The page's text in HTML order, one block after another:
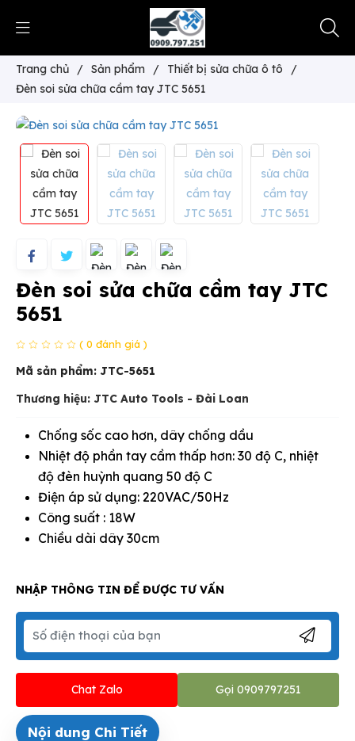
Trang chủ / Sản phẩm / Thiết bị sửa chữa ô tô
/
Đèn soi sửa chữa cầm tay JTC 5651
Đèn soi sửa chữa cầm tay JTC
5651
( 0 đánh giá )
Mã sản phẩm: JTC-5651
Thương hiệu: JTC Auto Tools - Đài Loan
Chống sốc cao hơn, dây chống dầu
Nhiệt độ phần tay cầm thấp hơn: 30 độ C, nhiệt
độ đèn huỳnh quang 50 độ C
Điện áp sử dụng: 220VAC/50Hz
Công suất : 18W
Chiều dài dây 30cm
NHẬP THÔNG TIN ĐỂ ĐƯỢC TƯ VẤN
Chat Zalo Gọi 0909797251
Nội dung Chi Tiết